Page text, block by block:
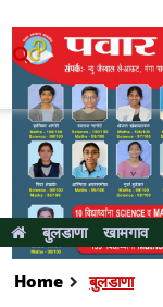
बुलडाणा खामगाव
Home बुलडाणा